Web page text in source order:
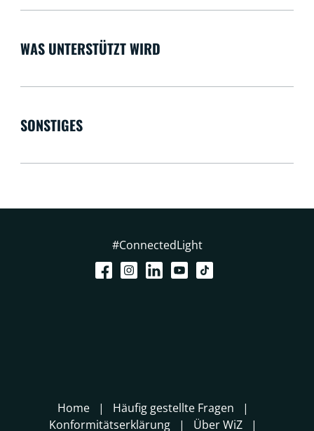
WAS UNTERSTÜTZT WIRD
SONSTIGES
#ConnectedLight
Home
Häufig gestellte Fragen
Konformitätserklärung
Über WiZ